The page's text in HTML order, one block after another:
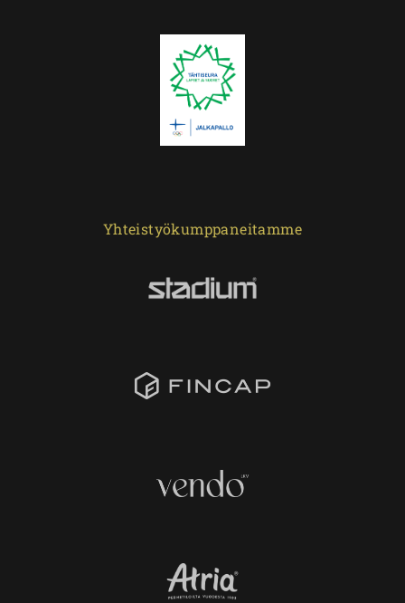
Yhteistyökumppaneitamme